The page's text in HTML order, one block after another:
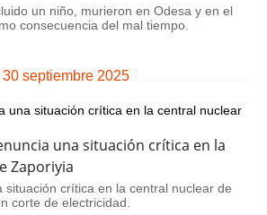
un niño, murieron en Odesa y en el
consecuencia del mal tiempo.
30 septiembre 2025
una situación crítica en la
Zaporiyia
situación crítica en la central nuclear de
corte de electricidad.